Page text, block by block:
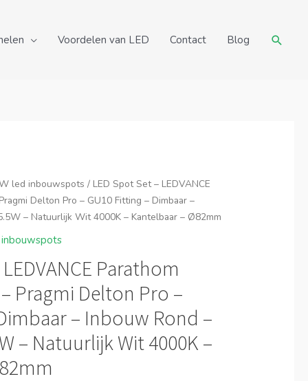
Voordelen van LED Contact Blog
led inbouwspots / LED Spot Set – LEDVANCE
Delton Pro – GU10 Fitting – Dimbaar –
– Natuurlijk Wit 4000K – Kantelbaar – Ø82mm
Parathom
– Pragmi Delton Pro –
– Inbouw Rond –
– Natuurlijk Wit 4000K –